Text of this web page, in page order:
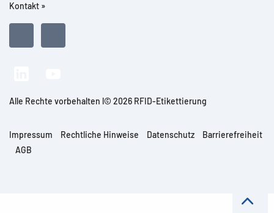
Kontakt »
Alle Rechte vorbehalten l© 2026 RFID-Etikettierung
Impressum Rechtliche Hinweise Datenschutz
Barrierefreiheit
AGB